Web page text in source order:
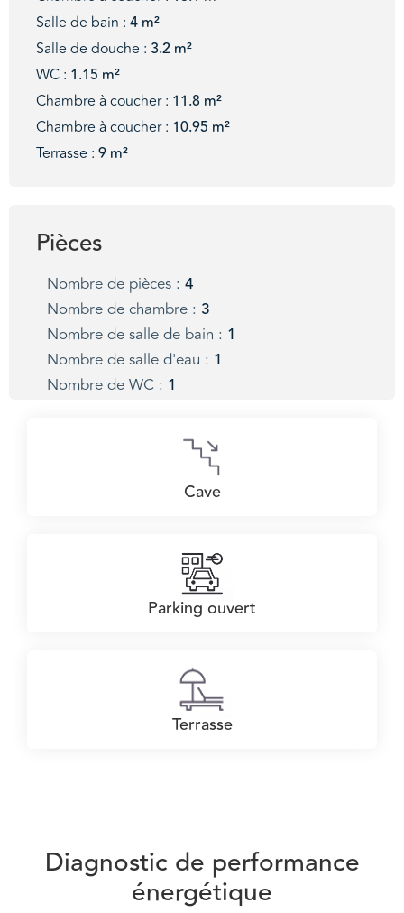
Cave
Parking ouvert
Terrasse
Pièces
Nombre de pièces : 4
Nombre de chambre : 3
Nombre de salle de bain : 1
Nombre de salle d'eau : 1
Nombre de WC : 1
Salle de bain : 4 m²
Salle de douche : 3.2 m²
WC : 1.15 m²
Chambre à coucher : 11.8 m²
Chambre à coucher : 10.95 m²
Terrasse : 9 m²
Diagnostic de performance
énergétique